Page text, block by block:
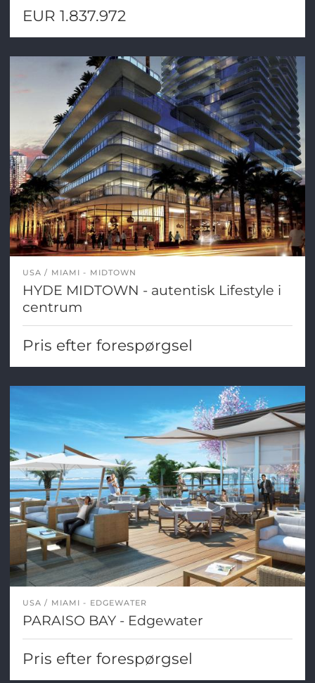
EUR 1.837.972
USA MIAMI - MIDTOWN
HYDE MIDTOWN - autentisk Lifestyle i
centrum
Pris efter forespørgsel
USA MIAMI - EDGEWATER
PARAISO BAY - Edgewater
Pris efter forespørgsel